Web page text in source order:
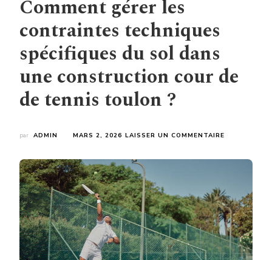
Comment gérer les
contraintes techniques
spécifiques du sol dans
une construction cour de
de tennis toulon ?
par ADMIN MARS 2, 2026 LAISSER UN COMMENTAIRE
TECHNIQUES
SPÉCIFIQUES
DU
SOL
DANS
UNE